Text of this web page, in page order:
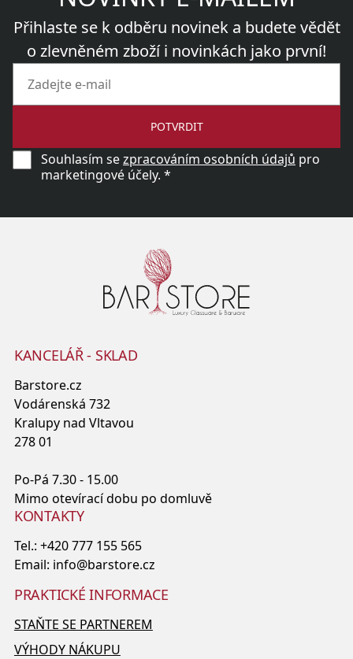
Přihlaste se k odběru novinek a budete vědět
o zlevněném zboží i novinkách jako první!
POTVRDIT
Souhlasím sezpracováním osobních údajů pro
marketingové účely. *
KANCELÁŘ - SKLAD
Barstore.cz
Vodárenská 732
Kralupy nad Vltavou
278 01
Po-Pá 7.30 - 15.00
Mimo otevírací dobu po domluvě
KONTAKTY
Tel.: +420 777 155 565
Email: info@barstore.cz
PRAKTICKÉ INFORMACE
STAŇTE SE PARTNEREM
VÝHODY NÁKUPU